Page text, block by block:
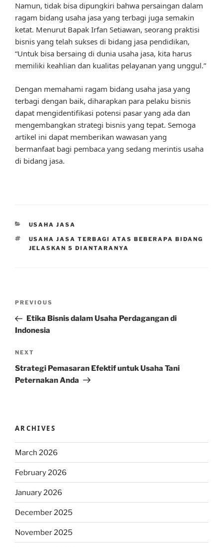
Namun, tidak bisa dipungkiri bahwa persaingan dalam
ragam bidang usaha jasa yang terbagi juga semakin
ketat. Menurut Bapak Irfan Setiawan, seorang praktisi
bisnis yang telah sukses di bidang jasa pendidikan,
“Untuk bisa bersaing di dunia usaha jasa, kita harus
memiliki keahlian dan kualitas pelayanan yang unggul.”
Dengan memahami ragam bidang usaha jasa yang
terbagi dengan baik, diharapkan para pelaku bisnis
dapat mengidentifikasi potensi pasar yang ada dan
mengembangkan strategi bisnis yang tepat. Semoga
artikel ini dapat memberikan wawasan yang
bermanfaat bagi pembaca yang sedang merintis usaha
di bidang jasa.
CATEGORIES
USAHA JASA
TAGS
USAHA JASA TERBAGI ATAS BEBERAPA BIDANG
JELASKAN 5 DIANTARANYA
Previous
Post
PREVIOUS
Etika Bisnis dalam Usaha Perdagangan di
Indonesia
Next
Post
NEXT
Strategi Pemasaran Efektif untuk Usaha Tani
Peternakan Anda
ARCHIVES
March 2026
February 2026
January 2026
December 2025
November 2025